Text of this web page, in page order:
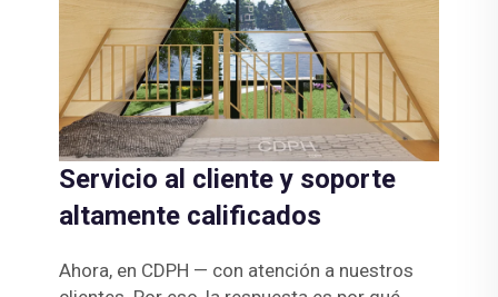
Servicio al cliente y soporte
altamente calificados
Ahora, en CDPH — con atención a nuestros